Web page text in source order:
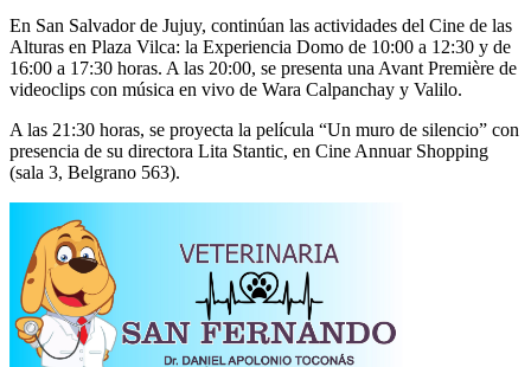
En San Salvador de Jujuy, continúan las actividades del Cine de las
Alturas en Plaza Vilca: la Experiencia Domo de 10:00 a 12:30 y de
16:00 a 17:30 horas. A las 20:00, se presenta una Avant Première de
videoclips con música en vivo de Wara Calpanchay y Valilo.
A las 21:30 horas, se proyecta la película “Un muro de silencio” con
presencia de su directora Lita Stantic, en Cine Annuar Shopping
(sala 3, Belgrano 563).